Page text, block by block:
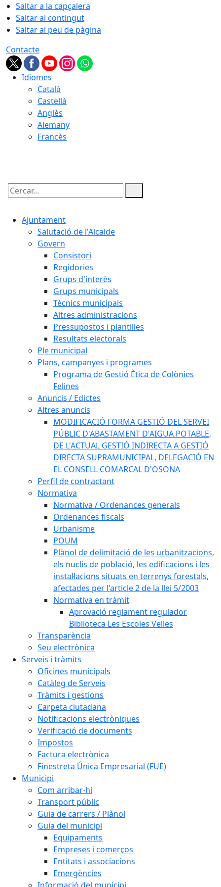
Saltar a la capçalera
Saltar al contingut
Saltar al peu de pàgina
Contacte
Idiomes
Català
Castellà
Anglès
Alemany
Francès
Cercar:
Ajuntament
Salutació de l'Alcalde
Govern
Consistori
Regidories
Grups d'interès
Grups municipals
Tècnics municipals
Altres administracions
Pressupostos i plantilles
Resultats electorals
Ple municipal
Plans, campanyes i programes
Programa de Gestió Ètica de Colònies
Felines
Anuncis / Edictes
Altres anuncis
MODIFICACIÓ FORMA GESTIÓ DEL SERVEI
PÚBLIC D'ABASTAMENT D'AIGUA POTABLE,
DE L'ACTUAL GESTIÓ INDIRECTA A GESTIÓ
DIRECTA SUPRAMUNICIPAL, DELEGACIÓ EN
EL CONSELL COMARCAL D'OSONA
Perfil de contractant
Normativa
Normativa / Ordenances generals
Ordenances fiscals
Urbanisme
POUM
Plànol de delimitació de les urbanitzacions,
els nuclis de població, les edificacions i les
instal·lacions situats en terrenys forestals,
afectades per l'article 2 de la llei 5/2003
Normativa en tràmit
Aprovació reglament regulador
Biblioteca Les Escoles Velles
Transparència
Seu electrònica
Serveis i tràmits
Oficines municipals
Catàleg de Serveis
Tràmits i gestions
Carpeta ciutadana
Notificacions electròniques
Verificació de documents
Impostos
Factura electrònica
Finestreta Única Empresarial (FUE)
Municipi
Com arribar-hi
Transport públic
Guia de carrers / Plànol
Guia del municipi
Equipaments
Empreses i comerços
Entitats i associacions
Emergències